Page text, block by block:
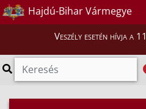
Hajdú-Bihar Vármegye
Veszély esetén hívja a